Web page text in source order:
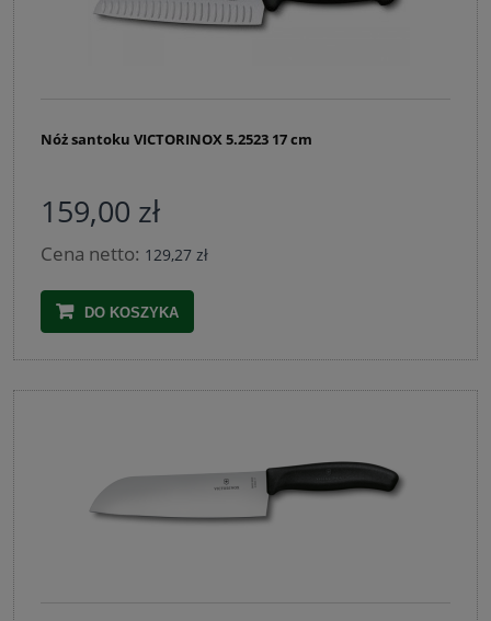
Nóż santoku VICTORINOX 5.2523 17 cm
159,00 zł
Cena netto: 129,27 zł
DO KOSZYKA